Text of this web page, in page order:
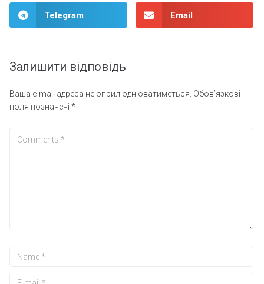
Telegram Email
Залишити відповідь
Ваша e-mail адреса не оприлюднюватиметься. Обов’язкові
поля позначені *